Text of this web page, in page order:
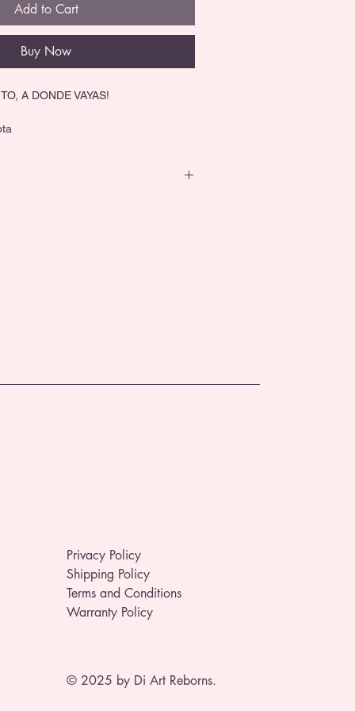
Add to Cart
Buy Now
A DONDE VAYAS!
Privacy Policy
Shipping Policy
Terms and Conditions
Warranty Policy
© 2025 by Di Art Reborns.